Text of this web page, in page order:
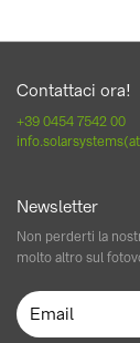
Contattaci ora!
+39 0454 7542 00
Newsletter
Non perderti la
molto altro sul